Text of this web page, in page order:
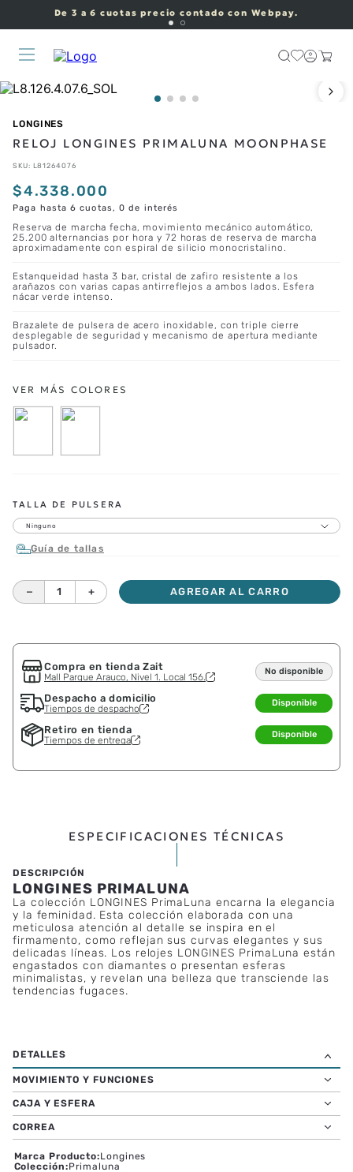
De 3 a 6 cuotas precio contado con Webpay.
LONGINES
RELOJ LONGINES PRIMALUNA MOONPHASE
SKU: L81264076
$4.338.000
Paga hasta 6 cuotas, 0 de interés
Reserva de marcha fecha, movimiento mecánico automático,
25.200 alternancias por hora y 72 horas de reserva de marcha
aproximadamente con espiral de silicio monocristalino.
Estanqueidad hasta 3 bar, cristal de zafiro resistente a los
arañazos con varias capas antirreflejos a ambos lados. Esfera
nácar verde intenso.
Brazalete de pulsera de acero inoxidable, con triple cierre
desplegable de seguridad y mecanismo de apertura mediante
pulsador.
TALLA DE PULSERA
Ninguno
Guía de tallas
＋
－ AGREGAR AL CARRO
Compra en tienda Zait
Mall Parque Arauco, Nivel 1. Local 156.
No disponible
Despacho a domicilio
Tiempos de despacho
Disponible
Retiro en tienda
Tiempos de entrega
Disponible
ESPECIFICACIONES TÉCNICAS
LONGINES PRIMALUNA
La colección LONGINES PrimaLuna encarna la elegancia
y la feminidad. Esta colección elaborada con una
meticulosa atención al detalle se inspira en el
firmamento, como reflejan sus curvas elegantes y sus
delicadas líneas. Los relojes LONGINES PrimaLuna están
engastados con diamantes o presentan esferas
minimalistas, y revelan una belleza que transciende las
tendencias fugaces.
MOVIMIENTO Y FUNCIONES
CAJA Y ESFERA
CORREA
Marca Producto:Longines
Colección:Primaluna